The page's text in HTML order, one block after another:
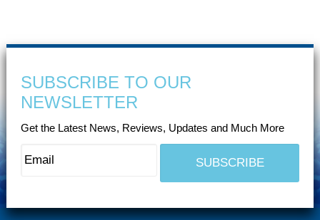
SUBSCRIBE TO OUR
NEWSLETTER
Get the Latest News, Reviews, Updates and Much More